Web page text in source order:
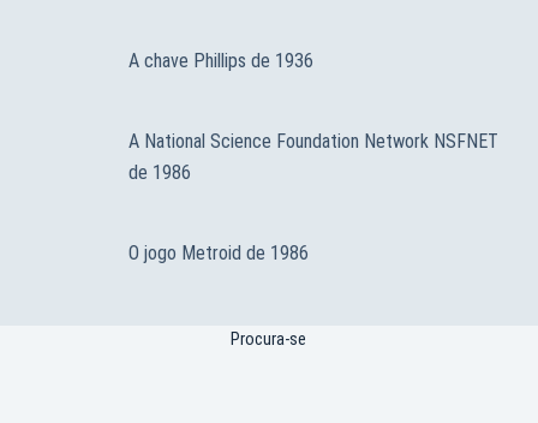
A chave Phillips de 1936
A National Science Foundation Network NSFNET
de 1986
O jogo Metroid de 1986
Procura-se